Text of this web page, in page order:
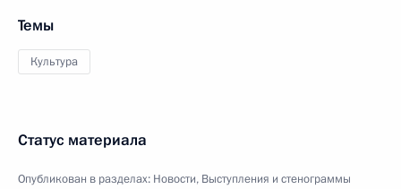
Темы
Культура
Статус материала
Опубликован в разделах: Новости, Выступления и стенограммы